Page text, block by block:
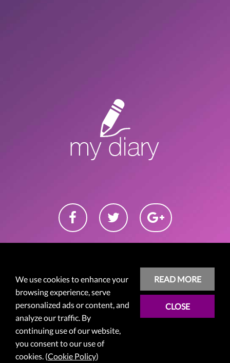
We use cookies to enhance your
browsing experience, serve
personalized ads or content, and
analyze our traffic. By
continuing use of our website,
you consent to our use of
cookies. (Cookie Policy)
READ MORE
CLOSE
COMMENT ÉCRIRE UN JOURNAL
POLITIQUE DE CONFIDENTIALITÉ
CONDITION D’UTILISATION
Tout droits réservés © 2014 - 2026